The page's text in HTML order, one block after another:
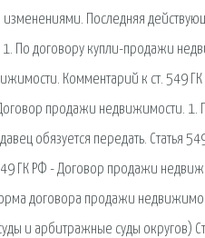
Последняя
По договору купли-продажи
Комментарий к ст. 549
продажи недвижимости.
обязуется передать. Статья
ГК РФ - Договор продажи
договора продажи
и арбитражные суды округов)